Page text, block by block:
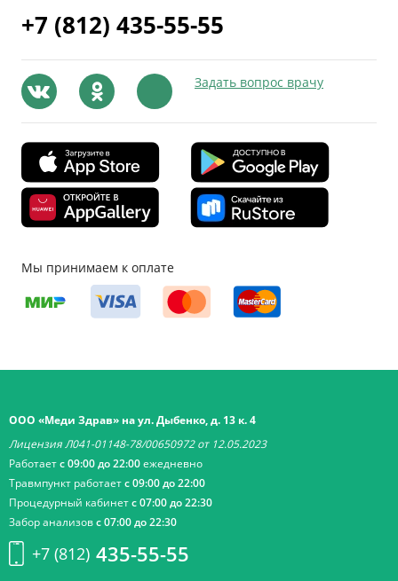
+7 (812) 435-55-55
Задать вопрос врачу
Мы принимаем к оплате
ООО «Меди Здрав» на ул. Дыбенко, д. 13 к. 4
Лицензия Л041-01148-78/00650972 от 12.05.2023
Работаетс 09:00 до 22:00ежедневно
Травмпункт работаетс 09:00 до 22:00
Процедурный кабинетс 07:00 до 22:30
Забор анализовс 07:00 до 22:30
+7 (812) 435-55-55